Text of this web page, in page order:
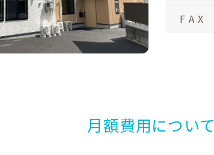
F A X
月額費用について